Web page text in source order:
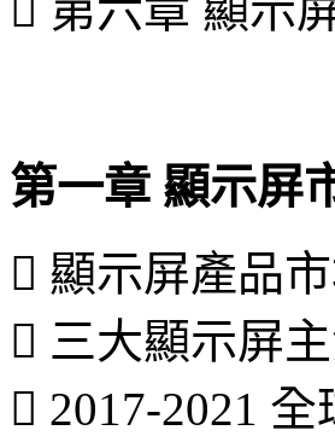
第一章 顯示屏
 顯示屏產品
 三大顯示屏
 2017-2021